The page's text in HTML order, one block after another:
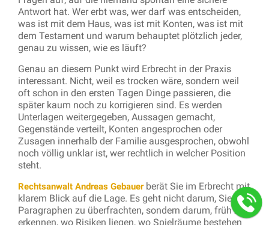
Antwort hat. Wer erbt was, wer darf was entscheiden,
was ist mit dem Haus, was ist mit Konten, was ist mit
dem Testament und warum behauptet plötzlich jeder,
genau zu wissen, wie es läuft?
Genau an diesem Punkt wird Erbrecht in der Praxis
interessant. Nicht, weil es trocken wäre, sondern weil
oft schon in den ersten Tagen Dinge passieren, die
später kaum noch zu korrigieren sind. Es werden
Unterlagen weitergegeben, Aussagen gemacht,
Gegenstände verteilt, Konten angesprochen oder
Zusagen innerhalb der Familie ausgesprochen, obwohl
noch völlig unklar ist, wer rechtlich in welcher Position
steht.
Rechtsanwalt Andreas Gebauerberät Sie im Erbrecht mit
klarem Blick auf die Lage. Es geht nicht darum, Sie mit
Paragraphen zu überfrachten, sondern darum, früh zu
erkennen, wo Risiken liegen, wo Spielräume bestehen